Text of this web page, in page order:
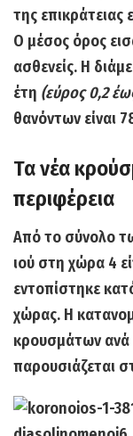
της επικράτειας
Ο μέσος όρος
ασθενείς. Η
έτη (εύρος 0,2
θανόντων είναι
Τα νέα
περιφέρεια
Από το σύνολο
ιού στη χώρα 4
εντοπίστηκε
χώρας. Η
κρουσμάτων ανά
παρουσιάζεται